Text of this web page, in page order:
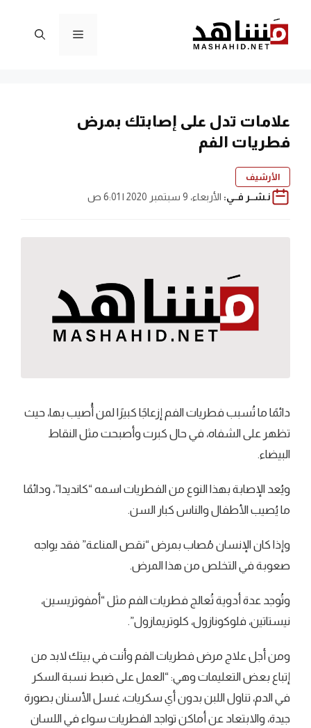
المحتوى
القائمة
علامات تدل على إصابتك بمرض
فطريات الفم
الأرشيف
نـشــر فــي: الأربعاء، 9 سبتمبر 2020 | 6:01 ص
دائمًا ما تُسبب فطريات الفم إزعاجًا كبيرًا لمن أُصيب بها، حيث
تظهر على الشفاه، في حال كبرت وأصبحت مثل النقاط
البيضاء.
ويُعد الإصابة بهذا النوع من الفطريات اسمه “كانديدا”، ودائمًا
ما يُصيب الأطفال والناس كبار السن.
وإذا كان الإنسان مُصاب بمرض “نقص المناعة” فقد يواجه
صعوبة في التخلص من هذا المرض.
وتُوجد عدة أدوية تُعالج فطريات الفم مثل “أمفوتريسين،
نيستاتين، فلوكونازول، كلوتريمازول”.
ومن أجل علاج مرض فطريات الفم وأنت في بيتك لابد من
إتباع بعض التعليمات وهي: “العمل على ضبط نسبة السكر
في الدم، تناول اللبن بدون أي سكريات، غسل الأسنان بصورة
جيدة، والابتعاد عن أماكن تواجد الفطريات سواء في اللسان